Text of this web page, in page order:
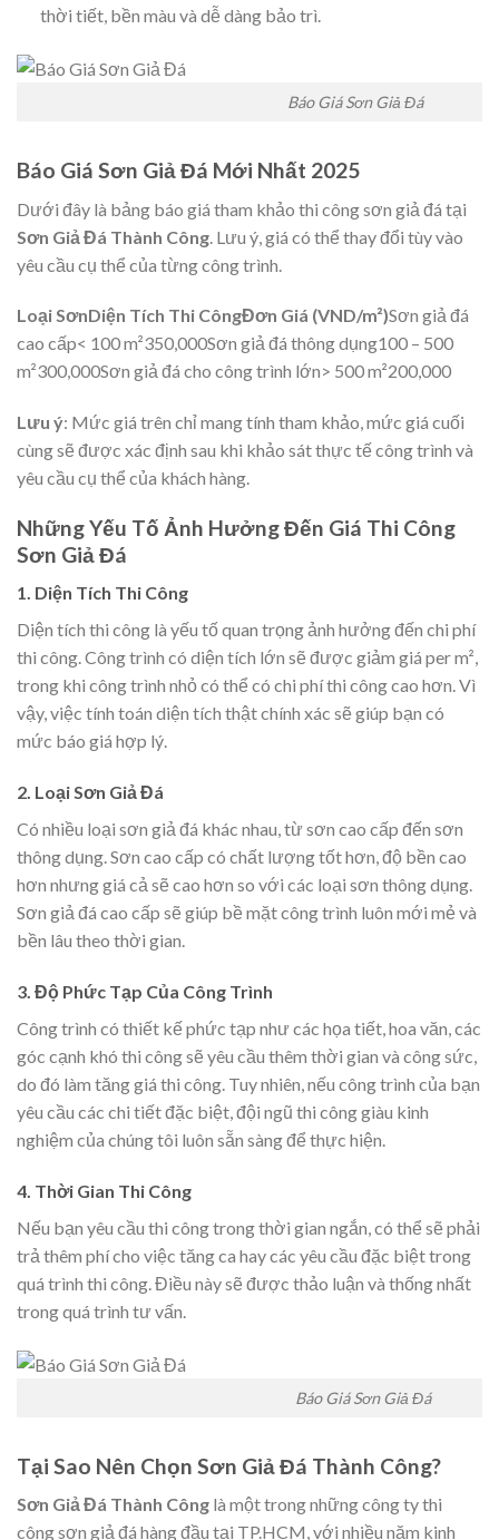
thời tiết, bền màu và dễ dàng bảo trì.
Báo Giá Sơn Giả Đá
Báo Giá Sơn Giả Đá Mới Nhất 2025
Dưới đây là bảng báo giá tham khảo thi công sơn giả đá tại
Sơn Giả Đá Thành Công . Lưu ý, giá có thể thay đổi tùy vào
yêu cầu cụ thể của từng công trình.
Loại SơnDiện Tích Thi CôngĐơn Giá (VND/m²)Sơn giả đá
cao cấp< 100 m²350,000Sơn giả đá thông dụng100 – 500
m²300,000Sơn giả đá cho công trình lớn> 500 m²200,000
Lưu ý: Mức giá trên chỉ mang tính tham khảo, mức giá cuối
cùng sẽ được xác định sau khi khảo sát thực tế công trình và
yêu cầu cụ thể của khách hàng.
Những Yếu Tố Ảnh Hưởng Đến Giá Thi Công
Sơn Giả Đá
1. Diện Tích Thi Công
Diện tích thi công là yếu tố quan trọng ảnh hưởng đến chi phí
thi công. Công trình có diện tích lớn sẽ được giảm giá per m²,
trong khi công trình nhỏ có thể có chi phí thi công cao hơn. Vì
vậy, việc tính toán diện tích thật chính xác sẽ giúp bạn có
mức báo giá hợp lý.
2. Loại Sơn Giả Đá
Có nhiều loại sơn giả đá khác nhau, từ sơn cao cấp đến sơn
thông dụng. Sơn cao cấp có chất lượng tốt hơn, độ bền cao
hơn nhưng giá cả sẽ cao hơn so với các loại sơn thông dụng.
Sơn giả đá cao cấp sẽ giúp bề mặt công trình luôn mới mẻ và
bền lâu theo thời gian.
3. Độ Phức Tạp Của Công Trình
Công trình có thiết kế phức tạp như các họa tiết, hoa văn, các
góc cạnh khó thi công sẽ yêu cầu thêm thời gian và công sức,
do đó làm tăng giá thi công. Tuy nhiên, nếu công trình của bạn
yêu cầu các chi tiết đặc biệt, đội ngũ thi công giàu kinh
nghiệm của chúng tôi luôn sẵn sàng để thực hiện.
4. Thời Gian Thi Công
Nếu bạn yêu cầu thi công trong thời gian ngắn, có thể sẽ phải
trả thêm phí cho việc tăng ca hay các yêu cầu đặc biệt trong
quá trình thi công. Điều này sẽ được thảo luận và thống nhất
trong quá trình tư vấn.
Báo Giá Sơn Giả Đá
Tại Sao Nên Chọn Sơn Giả Đá Thành Công?
Sơn Giả Đá Thành Công là một trong những công ty thi
công sơn giả đá hàng đầu tại TP.HCM, với nhiều năm kinh